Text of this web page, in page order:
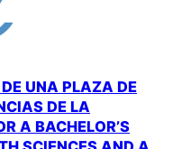
UNA PLAZA DE
DE LA
A BACHELOR’S